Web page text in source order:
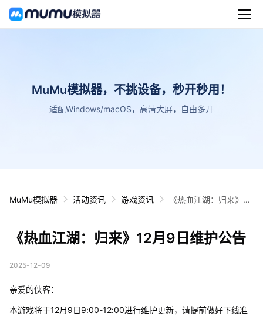
MuMu模拟器，不挑设备，秒开秒用！
适配Windows/macOS，高清大屏，自由多开
MuMu模拟器 活动资讯 游戏资讯
《热血江湖：归来》12
《热血江湖：归来》12月9日维护公告
2025-12-09
亲爱的侠客：
本游戏将于12月9日9:00-12:00进行维护更新，请提前做好下线准